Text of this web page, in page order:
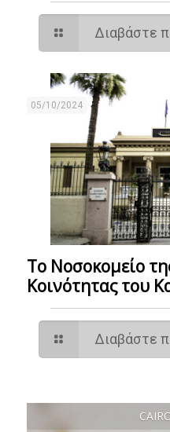
Διαβάστε
05/10/2024
Το Νοσοκομείο
Κοινότητας του
Διαβάστε